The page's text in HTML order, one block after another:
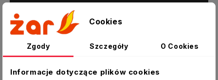
Szczegóły produktu
Cookies
Zgody Szczegóły O Cookies
Informacje dotyczące plików cookies